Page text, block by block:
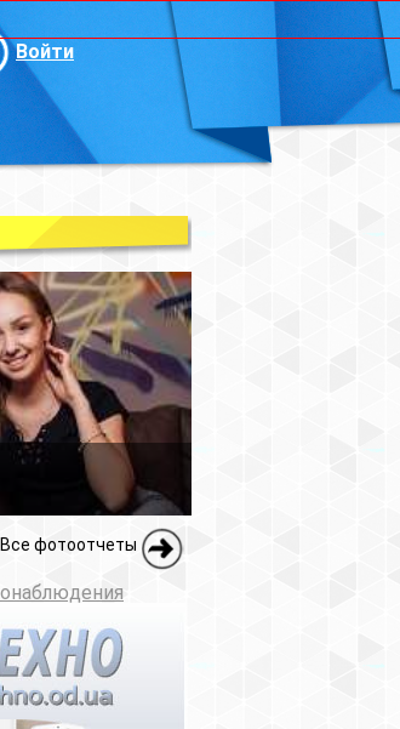
Войти
Все фотоотчеты